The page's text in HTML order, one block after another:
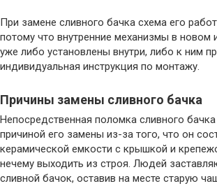
При замене сливного бачка схема его
потому что внутренние механизмы в новом
уже либо установлены внутри, либо к ним
индивидуальная инструкция по монтажу.
Причины замены сливного бачка
Непосредственная поломка сливного
причиной его замены из-за того, что он
керамической емкости с крышкой и
нечему выходить из строя. Людей
сливной бачок, оставив на месте старую